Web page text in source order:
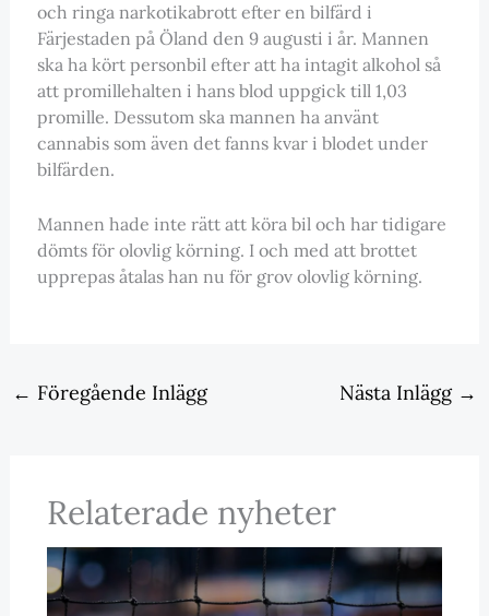
och ringa narkotikabrott efter en bilfärd i
Färjestaden på Öland den 9 augusti i år. Mannen
ska ha kört personbil efter att ha intagit alkohol så
att promillehalten i hans blod uppgick till 1,03
promille. Dessutom ska mannen ha använt
cannabis som även det fanns kvar i blodet under
bilfärden.
Mannen hade inte rätt att köra bil och har tidigare
dömts för olovlig körning. I och med att brottet
upprepas åtalas han nu för grov olovlig körning.
← Föregående Inlägg Nästa Inlägg →
Relaterade nyheter